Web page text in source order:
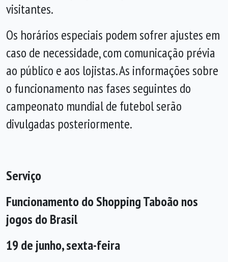
visitantes.
Os horários especiais podem sofrer ajustes em
caso de necessidade, com comunicação prévia
ao público e aos lojistas. As informações sobre
o funcionamento nas fases seguintes do
campeonato mundial de futebol serão
divulgadas posteriormente.
Serviço
Funcionamento do Shopping Taboão nos
jogos do Brasil
19 de junho, sexta-feira